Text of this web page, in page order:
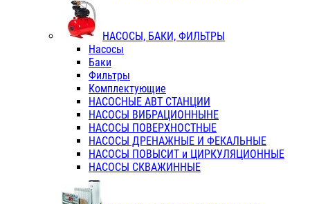
НАСОСЫ, БАКИ, ФИЛЬТРЫ
Насосы
Баки
Фильтры
Комплектующие
НАСОСНЫЕ АВТ СТАНЦИИ
НАСОСЫ ВИБРАЦИОННЫНЕ
НАСОСЫ ПОВЕРХНОСТНЫЕ
НАСОСЫ ДРЕНАЖНЫЕ И ФЕКАЛЬНЫЕ
НАСОСЫ ПОВЫСИТ и ЦИРКУЛЯЦИОННЫЕ
НАСОСЫ СКВАЖИННЫЕ